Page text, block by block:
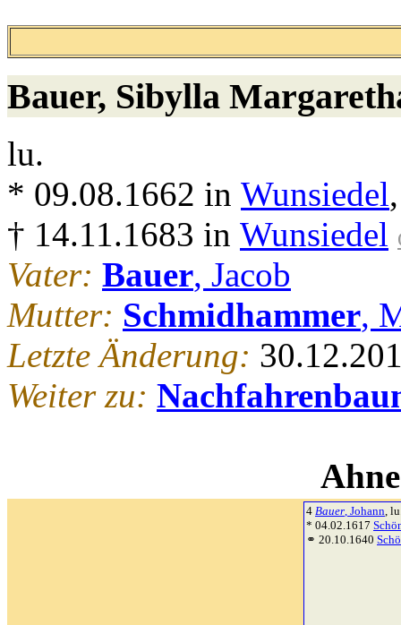
Bauer, Sibylla
lu.
* 09.08.1662 in Wunsiedel
† 14.11.1683 in Wunsiedel
Vater: Bauer, Jacob
Mutter: Schmidhammer,
Letzte Änderung:
Weiter zu:
4 Bauer, Johann,
* 04.02.1617
⚭ 20.10.1640